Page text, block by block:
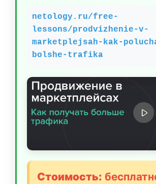
netology.ru/free-
lessons/prodvizhenie-v-
marketplejsah-kak-
bolshe-trafika
Стоимость: